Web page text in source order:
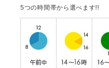
5つの時間帯から選べます!!